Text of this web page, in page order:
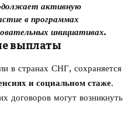
активную
в программах
инициативах.
выплаты
в странах СНГ, сохраняется
и социальном стаже.
договоров могут возникнуть